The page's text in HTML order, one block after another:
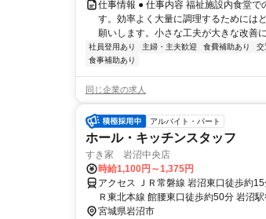
仕事情報 ● 仕事内容 福祉施設内食堂で
す。効率よく大量に調理するためには
願いします。小さな工夫が大きな改善
社員登用あり 主婦・主夫歓迎 食費補助あり 交
食事補助あり
同じ企業の求人
アルバイト・パート
ホール・キッチンスタッフ
すき家 岩沼中央店
時給1,100円～1,375円
アクセス ＪＲ常磐線 岩沼東口徒歩約
Ｒ東北本線 館腰東口徒歩約50分 岩沼
宮城県岩沼市